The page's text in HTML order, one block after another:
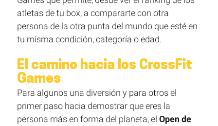
atletas de tu box, a compararte con otra
persona de la otra punta del mundo que esté en
tu misma condición, categoría o edad.
El camino hacia los CrossFit
Games
Para algunos una diversión y para otros el
primer paso hacia demostrar que eres la
persona más en forma del planeta, el Open de